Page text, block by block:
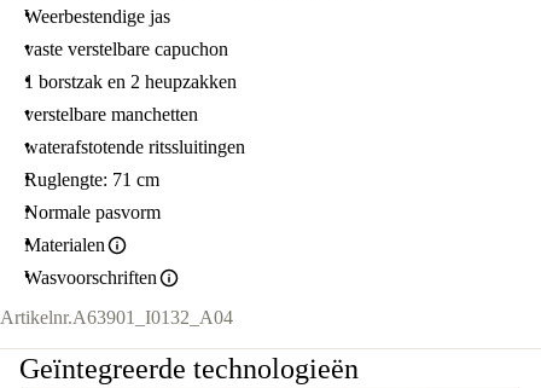
Weerbestendige jas
vaste verstelbare capuchon
1 borstzak en 2 heupzakken
verstelbare manchetten
waterafstotende ritssluitingen
Ruglengte: 71 cm
Normale pasvorm
Materialen
Wasvoorschriften
Artikelnr.A63901_I0132_A04
Geïntegreerde technologieën